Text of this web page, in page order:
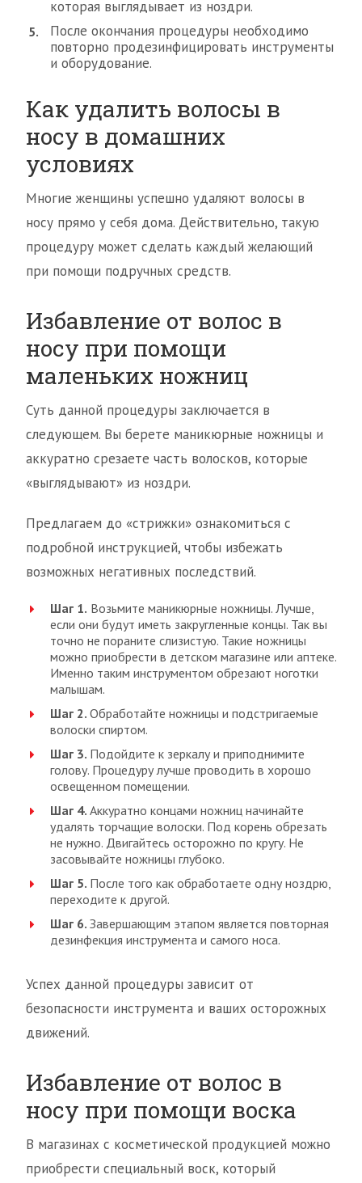
которая выглядывает из ноздри.
После окончания процедуры необходимо
повторно продезинфицировать инструменты
и оборудование.
Как удалить волосы в
носу в домашних
условиях
Многие женщины успешно удаляют волосы в
носу прямо у себя дома. Действительно, такую
процедуру может сделать каждый желающий
при помощи подручных средств.
Избавление от волос в
носу при помощи
маленьких ножниц
Суть данной процедуры заключается в
следующем. Вы берете маникюрные ножницы и
аккуратно срезаете часть волосков, которые
«выглядывают» из ноздри.
Предлагаем до «стрижки» ознакомиться с
подробной инструкцией, чтобы избежать
возможных негативных последствий.
Шаг 1. Возьмите маникюрные ножницы. Лучше,
если они будут иметь закругленные концы. Так вы
точно не пораните слизистую. Такие ножницы
можно приобрести в детском магазине или аптеке.
Именно таким инструментом обрезают ноготки
малышам.
Шаг 2. Обработайте ножницы и подстригаемые
волоски спиртом.
Шаг 3. Подойдите к зеркалу и приподнимите
голову. Процедуру лучше проводить в хорошо
освещенном помещении.
Шаг 4. Аккуратно концами ножниц начинайте
удалять торчащие волоски. Под корень обрезать
не нужно. Двигайтесь осторожно по кругу. Не
засовывайте ножницы глубоко.
Шаг 5. После того как обработаете одну ноздрю,
переходите к другой.
Шаг 6. Завершающим этапом является повторная
дезинфекция инструмента и самого носа.
Успех данной процедуры зависит от
безопасности инструмента и ваших осторожных
движений.
Избавление от волос в
носу при помощи воска
В магазинах с косметической продукцией можно
приобрести специальный воск, который